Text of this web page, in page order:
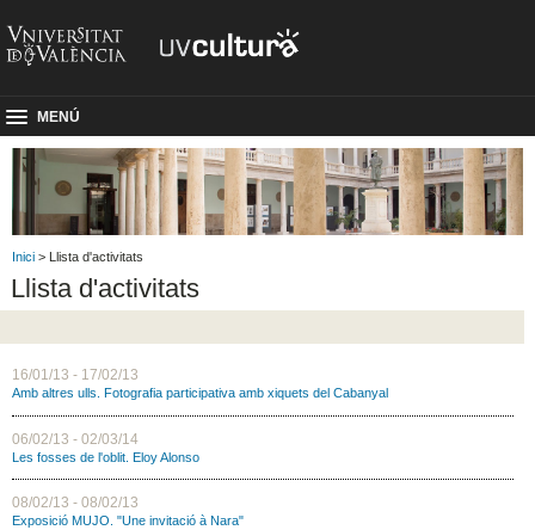
MENÚ
Inici > Llista d'activitats
Llista d'activitats
16/01/13 - 17/02/13
Amb altres ulls. Fotografia participativa amb xiquets del Cabanyal
06/02/13 - 02/03/14
Les fosses de l'oblit. Eloy Alonso
08/02/13 - 08/02/13
Exposició MUJO. "Une invitació à Nara"